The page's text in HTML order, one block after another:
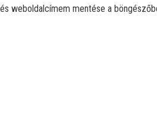
weboldalcímem mentése a